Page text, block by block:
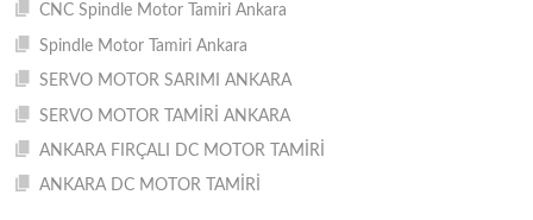
CNC Spindle Motor Tamiri Ankara
Spindle Motor Tamiri Ankara
SERVO MOTOR SARIMI ANKARA
SERVO MOTOR TAMİRİ ANKARA
ANKARA FIRÇALI DC MOTOR TAMİRİ
ANKARA DC MOTOR TAMİRİ